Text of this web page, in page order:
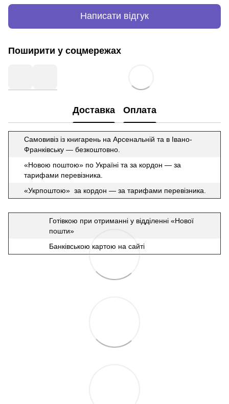
Написати відгук
Поширити у соцмережах
Доставка Оплата
Самовивіз із книгарень на Арсенальній та в Івано-
Франківську — безкоштовно.
«Новою поштою» по Україні та за кордон — за
тарифами перевізника.
«Укрпоштою» за кордон — за тарифами перевізника.
Готівкою при отриманні у відділенні «Нової
пошти»
Банківською картою на сайті